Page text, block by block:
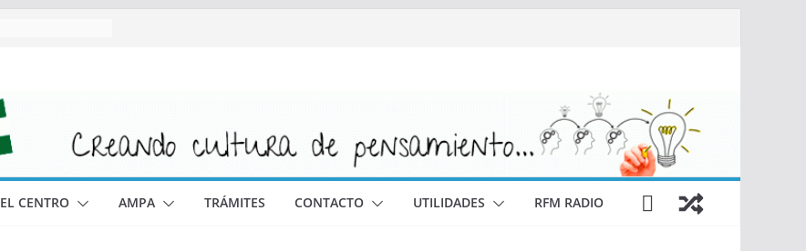
EL CENTRO AMPA TRÁMITES CONTACTO UTILIDADES RFM RADIO